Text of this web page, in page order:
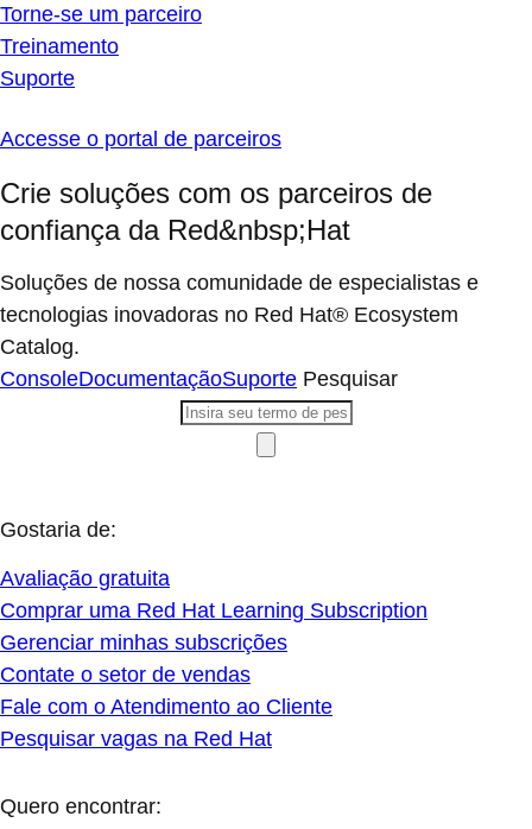
Torne-se um parceiro
Treinamento
Suporte
Accesse o portal de parceiros
Crie soluções com os parceiros de
confiança da Red&nbsp;Hat
Soluções de nossa comunidade de especialistas e
tecnologias inovadoras no Red Hat® Ecosystem
Catalog.
ConsoleDocumentaçãoSuporte Pesquisar
Gostaria de:
Avaliação gratuita
Comprar uma Red Hat Learning Subscription
Gerenciar minhas subscrições
Contate o setor de vendas
Fale com o Atendimento ao Cliente
Pesquisar vagas na Red Hat
Quero encontrar: